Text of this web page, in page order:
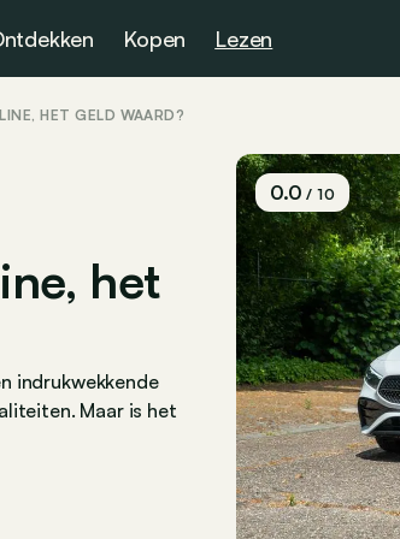
Kopen Lezen
HET GELD WAARD?
het
indrukwekkende
Maar is het
0.0/ 10